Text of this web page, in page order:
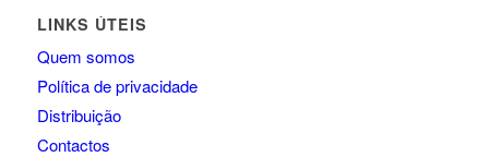
LINKS ÚTEIS
Quem somos
Política de privacidade
Distribuição
Contactos